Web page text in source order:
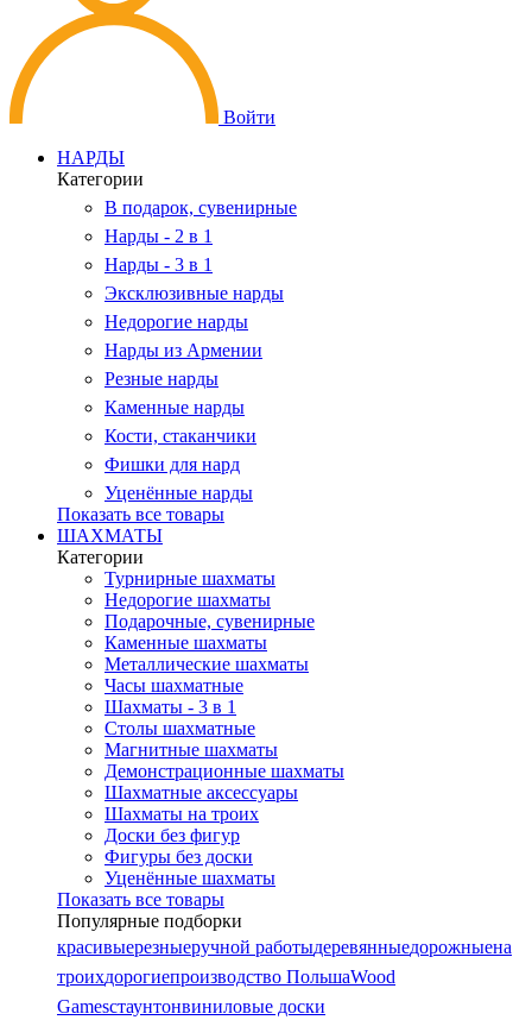
Войти
НАРДЫ
Категории
В подарок, сувенирные
Нарды - 2 в 1
Нарды - 3 в 1
Эксклюзивные нарды
Недорогие нарды
Нарды из Армении
Резные нарды
Каменные нарды
Кости, стаканчики
Фишки для нард
Уценённые нарды
Показать все товары
ШАХМАТЫ
Категории
Турнирные шахматы
Недорогие шахматы
Подарочные, сувенирные
Каменные шахматы
Металлические шахматы
Часы шахматные
Шахматы - 3 в 1
Столы шахматные
Магнитные шахматы
Демонстрационные шахматы
Шахматные аксессуары
Шахматы на троих
Доски без фигур
Фигуры без доски
Уценённые шахматы
Показать все товары
Популярные подборки
красивыерезныеручной работыдеревянныедорожныена
троихдорогиепроизводство ПольшаWood
Gamesстаунтонвиниловые доски